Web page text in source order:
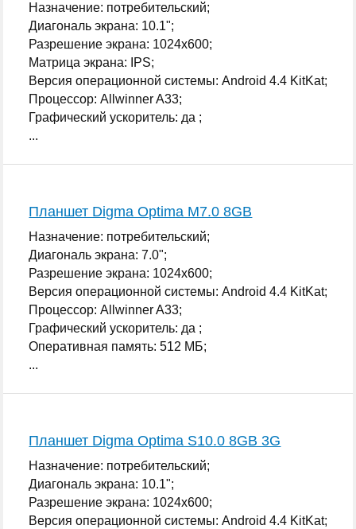
Назначение: потребительский;
Диагональ экрана: 10.1";
Разрешение экрана: 1024x600;
Матрица экрана: IPS;
Версия операционной системы: Android 4.4 KitKat;
Процессор: Allwinner A33;
Графический ускоритель: да ;
...
Планшет Digma Optima M7.0 8GB
Назначение: потребительский;
Диагональ экрана: 7.0";
Разрешение экрана: 1024x600;
Версия операционной системы: Android 4.4 KitKat;
Процессор: Allwinner A33;
Графический ускоритель: да ;
Оперативная память: 512 МБ;
...
Планшет Digma Optima S10.0 8GB 3G
Назначение: потребительский;
Диагональ экрана: 10.1";
Разрешение экрана: 1024x600;
Версия операционной системы: Android 4.4 KitKat;